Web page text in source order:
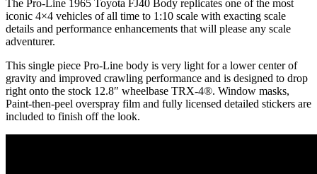
The Pro-Line 1965 Toyota FJ40 Body replicates one of the most
iconic 4×4 vehicles of all time to 1:10 scale with exacting scale
details and performance enhancements that will please any scale
adventurer.
This single piece Pro-Line body is very light for a lower center of
gravity and improved crawling performance and is designed to drop
right onto the stock 12.8″ wheelbase TRX-4®. Window masks,
Paint-then-peel overspray film and fully licensed detailed stickers are
included to finish off the look.